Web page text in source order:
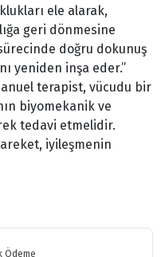
ele alarak,
geri dönmesine
doğru dokunuş
yeniden inşa eder.”
terapist, vücudu bir
biyomekanik ve
tedavi etmelidir.
iyileşmenin
siz yapın!
Ödeme